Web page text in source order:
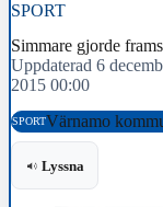
SPORT
Simmare gjorde
Uppdaterad 6
2015 00:00
SPORTVärnamo
Lyssna